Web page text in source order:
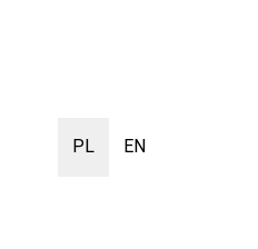
PL EN